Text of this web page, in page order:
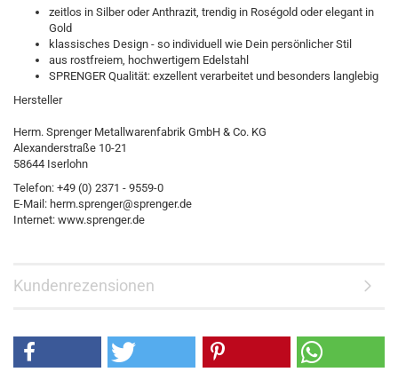
zeitlos in Silber oder Anthrazit, trendig in Roségold oder elegant in
Gold
klassisches Design - so individuell wie Dein persönlicher Stil
aus rostfreiem, hochwertigem Edelstahl
SPRENGER Qualität: exzellent verarbeitet und besonders langlebig
Hersteller
Herm. Sprenger Metallwarenfabrik GmbH & Co. KG
Alexanderstraße 10-21
58644 Iserlohn
Telefon: +49 (0) 2371 - 9559-0
E-Mail: herm.sprenger@sprenger.de
Internet: www.sprenger.de
Kundenrezensionen